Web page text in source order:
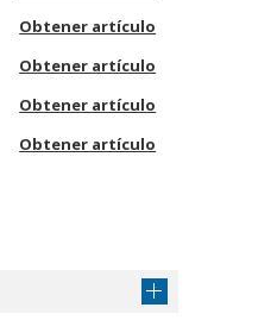
Obtener artículo
Obtener artículo
Obtener artículo
Obtener artículo